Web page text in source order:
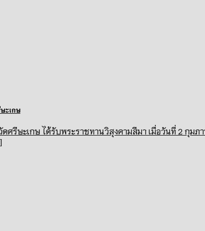
ะเกษ
ศรีษะเกษ ได้รับพระราชทานวิสุงคามสีมา เมื่อวันที่ 2 กุม